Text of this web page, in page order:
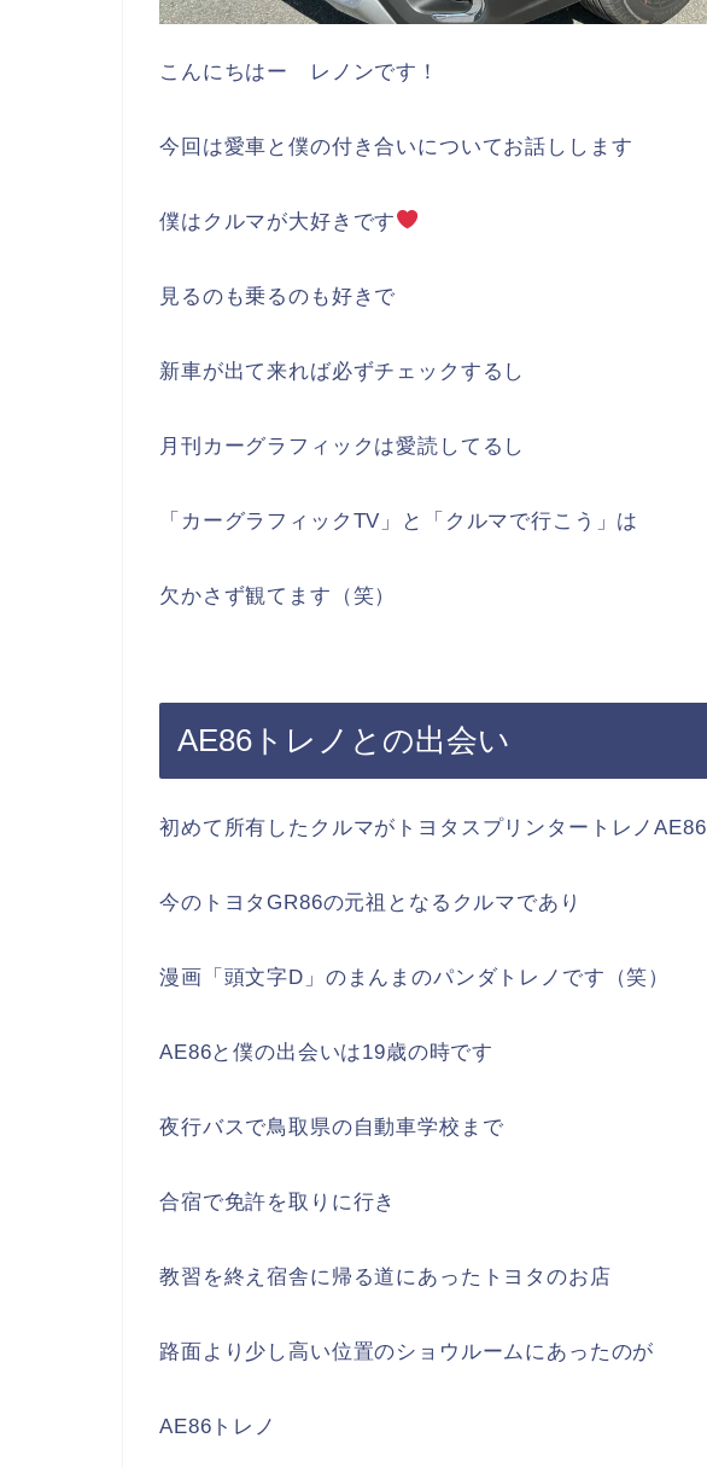
こんにちはー レノンです！
今回は愛車と僕の付き合いについてお話しします
僕はクルマが大好きです
見るのも乗るのも好きで
新車が出て来れば必ずチェックするし
月刊カーグラフィックは愛読してるし
「カーグラフィックTV」と「クルマで行こう」は
欠かさず観てます（笑）
AE86トレノとの出会い
初めて所有したクルマがトヨタスプリンタートレノAE86
今のトヨタGR86の元祖となるクルマであり
漫画「頭文字D」のまんまのパンダトレノです（笑）
AE86と僕の出会いは19歳の時です
夜行バスで鳥取県の自動車学校まで
合宿で免許を取りに行き
教習を終え宿舎に帰る道にあったトヨタのお店
路面より少し高い位置のショウルームにあったのが
AE86トレノ